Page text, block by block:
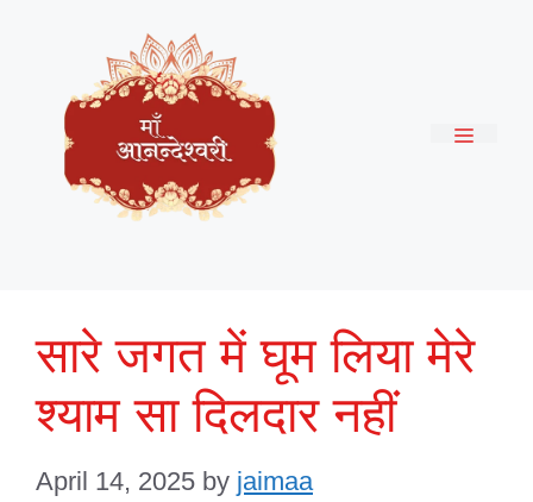
content
सारे जगत में घूम लिया मेरे
श्याम सा दिलदार नहीं
April 14, 2025 by jaimaa